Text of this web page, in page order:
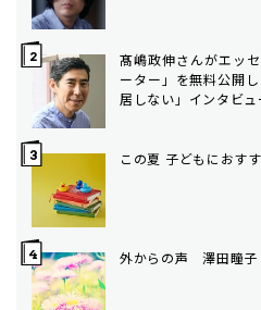
髙嶋政伸さんがエッ
ーター」を無料公開
居しない」インタビュ
この夏 子どもにおす
外からの声 澤田瞳子